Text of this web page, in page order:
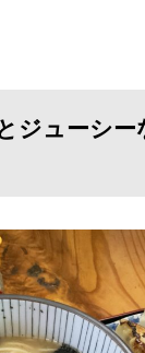
ジューシー